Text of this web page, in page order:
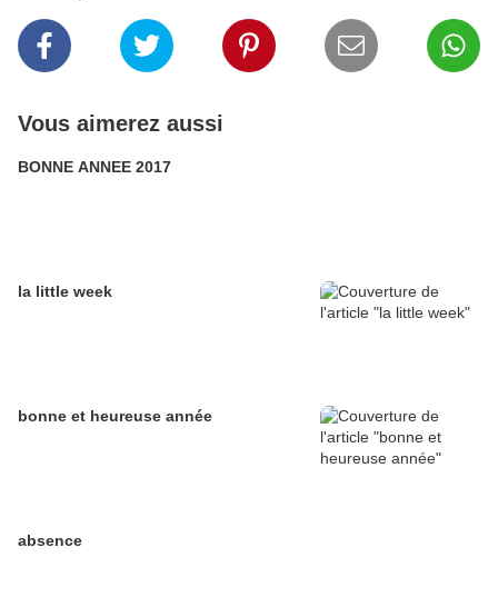
Vous aimerez aussi
BONNE ANNEE 2017
la little week
bonne et heureuse année
absence